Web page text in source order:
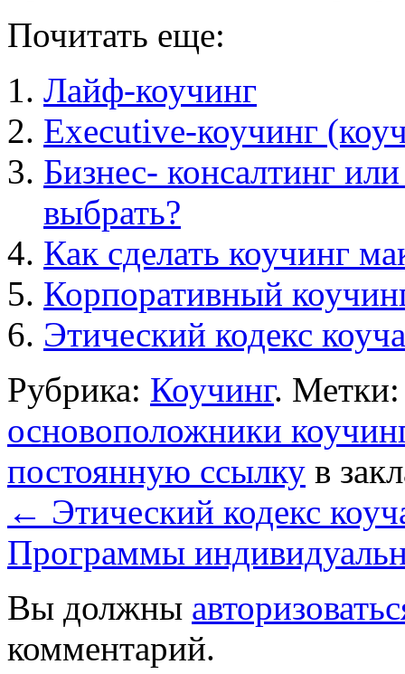
Почитать еще:
Лайф-коучинг
Executive-коучинг
Бизнес- консалтинг
выбрать?
Как сделать коучинг
Корпоративный
Этический кодекс коуча
Рубрика: Коучинг.
основоположники
постоянную ссылку в
← Этический кодекс
Программы
Вы должны
комментарий.